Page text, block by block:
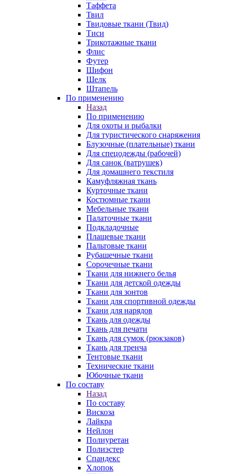
Таффета
Твил
Твидовые ткани (Твид)
Тиси
Трикотажные ткани
Флис
Футер
Шифон
Шелк
Штапель
По применению
Назад
По применению
Для охоты и рыбалки
Для туристического снаряжения
Блузочные (плательные) ткани
Для спецодежды (рабочей)
Для санок (ватрушек)
Для домашнего текстиля
Камуфляжная ткань
Курточные ткани
Костюмные ткани
Мебельные ткани
Палаточные ткани
Подкладочные
Плащевые ткани
Пальтовые ткани
Рубашечные ткани
Сорочечные ткани
Ткани для нижнего белья
Ткани для детской одежды
Ткани для зонтов
Ткани для спортивной одежды
Ткани для нарядов
Ткань для одежды
Ткань для печати
Ткань для сумок (рюкзаков)
Ткань для тренча
Тентовые ткани
Технические ткани
Юбочные ткани
По составу
Назад
По составу
Вискоза
Лайкра
Нейлон
Полиуретан
Полиэстер
Спандекс
Хлопок